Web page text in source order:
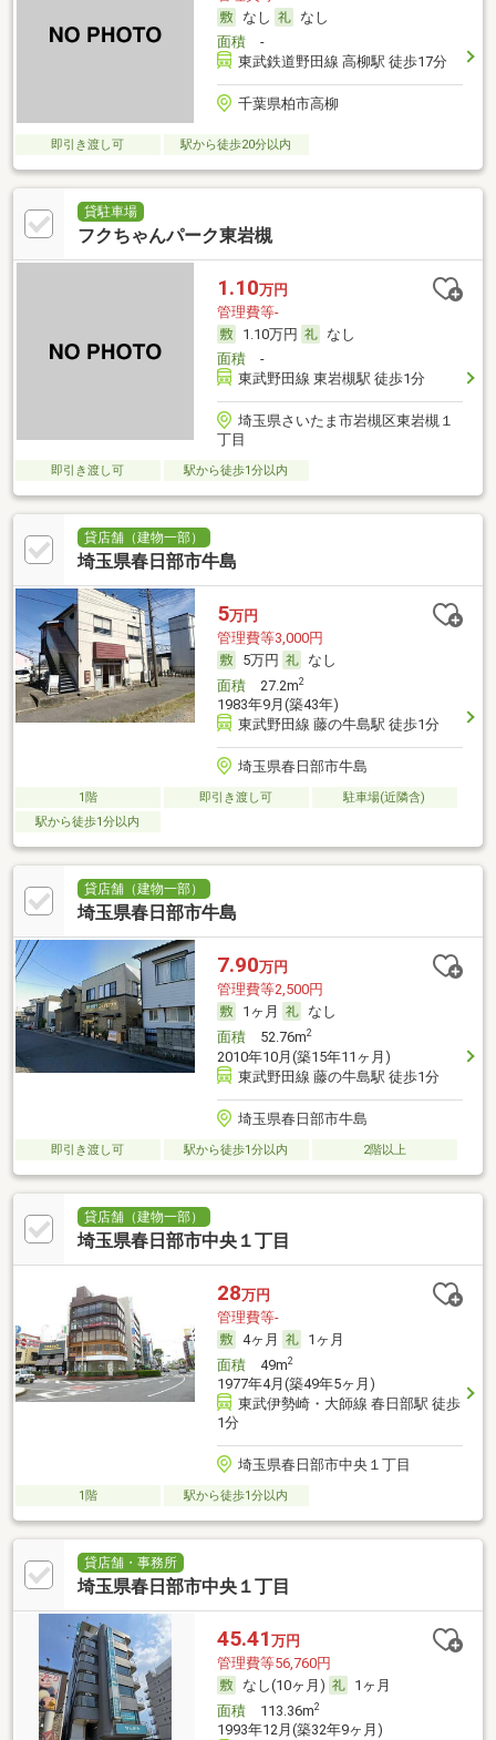
なし
なし
面積-
東武鉄道野田線 高柳駅 徒歩17分
千葉県柏市高柳
即引き渡し可 駅から徒歩20分以内
貸駐車場
フクちゃんパーク東岩槻
1.10万円
管理費等-
1.10万円
なし
面積-
東武野田線 東岩槻駅 徒歩1分
埼玉県さいたま市岩槻区東岩槻１
丁目
即引き渡し可 駅から徒歩1分以内
貸店舗（建物一部）
埼玉県春日部市牛島
5万円
管理費等3,000円
5万円
なし
面積27.2m2
1983年9月(築43年)
東武野田線 藤の牛島駅 徒歩1分
埼玉県春日部市牛島
1階 即引き渡し可
駐車場(近隣含)
駅から徒歩1分以内
貸店舗（建物一部）
埼玉県春日部市牛島
7.90万円
管理費等2,500円
1ヶ月
なし
面積52.76m2
2010年10月(築15年11ヶ月)
東武野田線 藤の牛島駅 徒歩1分
埼玉県春日部市牛島
即引き渡し可 駅から徒歩1分以内 2階以上
貸店舗（建物一部）
埼玉県春日部市中央１丁目
28万円
管理費等-
4ヶ月
1ヶ月
面積49m2
1977年4月(築49年5ヶ月)
東武伊勢崎・大師線 春日部駅 徒歩
1分
埼玉県春日部市中央１丁目
1階 駅から徒歩1分以内
貸店舗・事務所
埼玉県春日部市中央１丁目
45.41 万円
管理費等56,760円
なし(10ヶ月)
1ヶ月
面積113.36m2
1993年12月(築32年9ヶ月)